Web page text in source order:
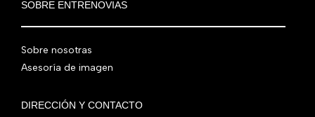
SOBRE ENTRENOVIAS
Sobre nosotras
Asesoría de imagen
DIRECCIÓN Y CONTACTO